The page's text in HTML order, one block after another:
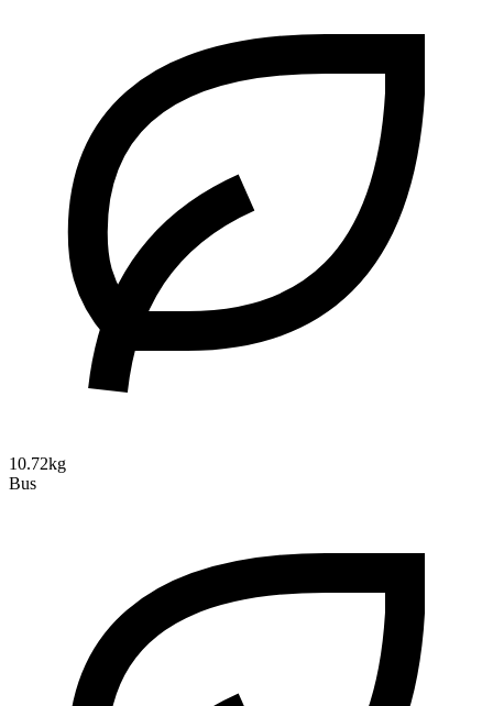
10.72kg
Bus